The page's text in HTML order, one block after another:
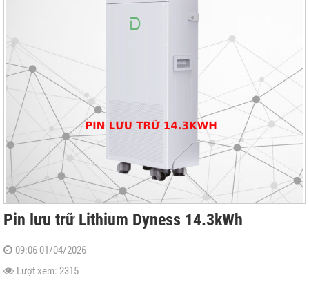
Pin lưu trữ Lithium Dyness 14.3kWh
09:06 01/04/2026
Lượt xem: 2315